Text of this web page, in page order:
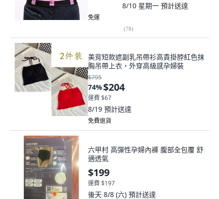
8/10 星期一 預計送達
免運
(78)
美背短款遮副乳吊帶衫高貴掛脖紅色抹
胸吊帶上衣，外穿高級感孕婦裝
$795
74%$204
運費 $67
8/19 預計送達
免費退貨
六甲村 高彈性孕婦內褲 腹部全包覆 舒
適透氣
$199
運費 $197
後天 8/8 (六) 預計送達